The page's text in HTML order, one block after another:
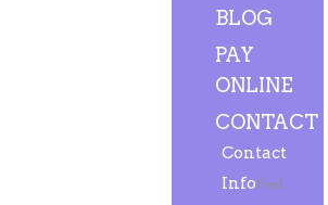
BLOG
PAY
ONLINE
CONTACT
Contact
InfoFeel